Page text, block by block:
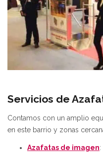
Servicios de
Contamos con un amplio
en este barrio y zonas
Azafatas de imagen